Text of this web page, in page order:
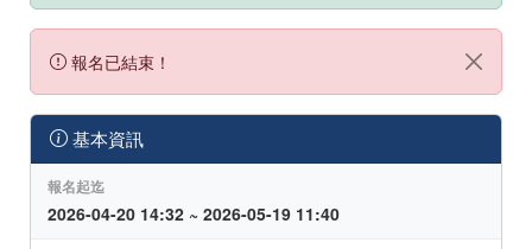
報名已結束！
基本資訊
報名起迄
2026-04-20 14:32 ~ 2026-05-19 11:40